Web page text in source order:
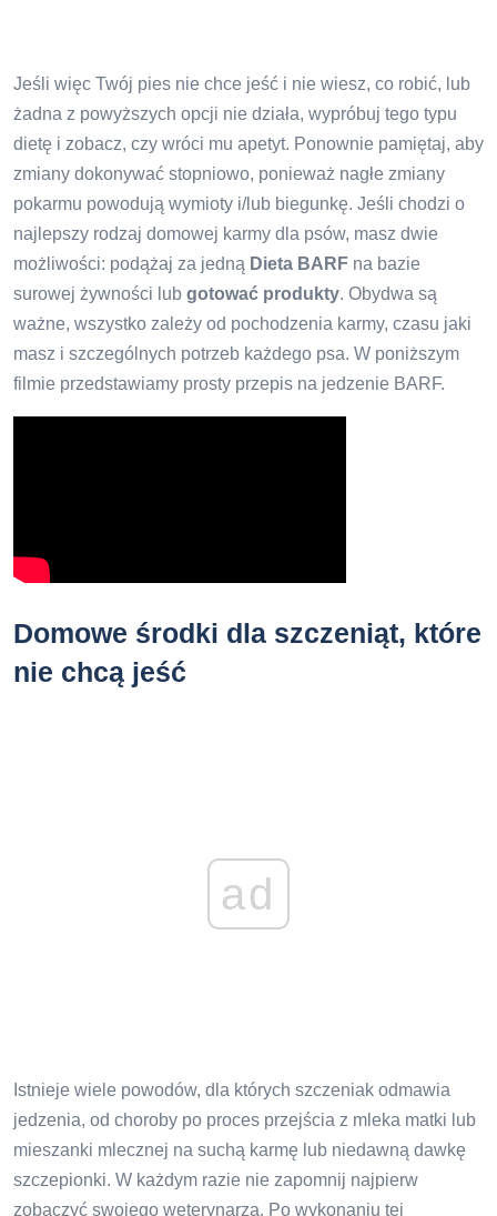
Jeśli więc Twój pies nie chce jeść i nie wiesz, co robić, lub
żadna z powyższych opcji nie działa, wypróbuj tego typu
dietę i zobacz, czy wróci mu apetyt. Ponownie pamiętaj, aby
zmiany dokonywać stopniowo, ponieważ nagłe zmiany
pokarmu powodują wymioty i/lub biegunkę. Jeśli chodzi o
najlepszy rodzaj domowej karmy dla psów, masz dwie
możliwości: podążaj za jedną Dieta BARF na bazie
surowej żywności lub gotować produkty. Obydwa są
ważne, wszystko zależy od pochodzenia karmy, czasu jaki
masz i szczególnych potrzeb każdego psa. W poniższym
filmie przedstawiamy prosty przepis na jedzenie BARF.
Domowe środki dla szczeniąt, które
nie chcą jeść
ad
Istnieje wiele powodów, dla których szczeniak odmawia
jedzenia, od choroby po proces przejścia z mleka matki lub
mieszanki mlecznej na suchą karmę lub niedawną dawkę
szczepionki. W każdym razie nie zapomnij najpierw
zobaczyć swojego weterynarza. Po wykonaniu tej